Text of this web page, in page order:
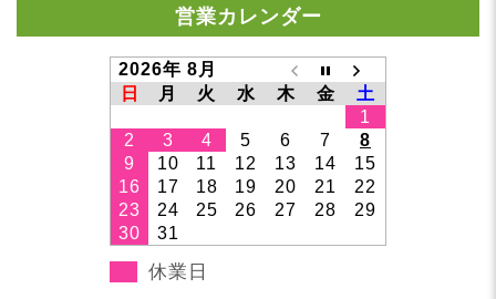
営業カレンダー
2026年 8月
日
月 火 水 木 金
土
1
2
3 4 5 6 7
8
9
10 11 12 13 14
15
16
17 18 19 20 21
22
23
24 25 26 27 28
29
30
31
休業日